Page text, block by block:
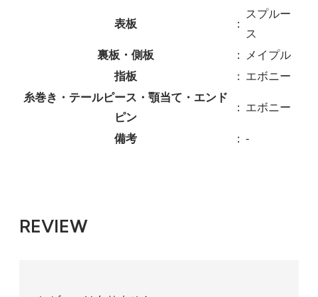
表板 ：
スプルー
ス
裏板・側板
：
メイプル
指板
： エボニー
糸巻き・テールピース・顎当て・エンド
ピン
： エボニー
備考 ： -
REVIEW